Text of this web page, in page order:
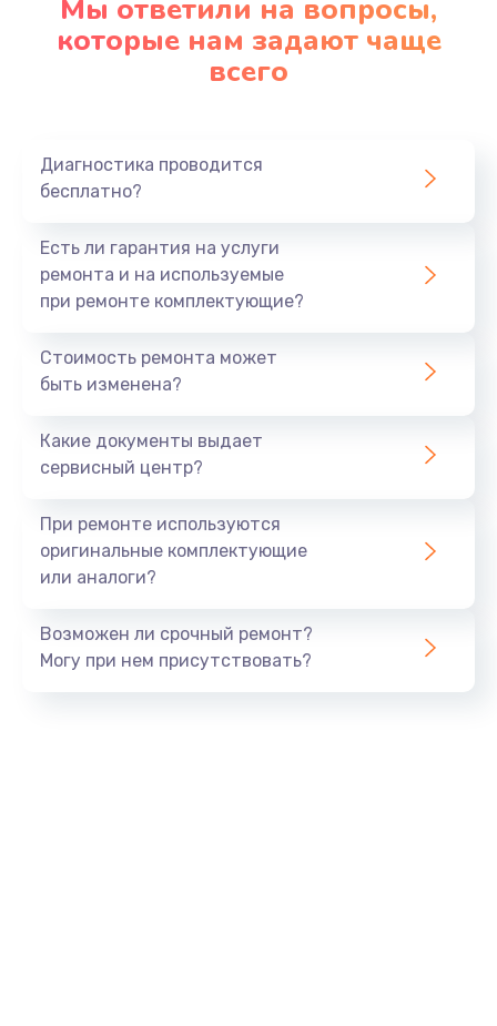
Мы ответили на вопросы,
которые нам задают чаще
всего
Диагностика проводится
бесплатно?
Есть ли гарантия на услуги
ремонта и на используемые
при ремонте комплектующие?
Стоимость ремонта может
быть изменена?
Какие документы выдает
сервисный центр?
При ремонте используются
оригинальные комплектующие
или аналоги?
Возможен ли срочный ремонт?
Могу при нем присутствовать?